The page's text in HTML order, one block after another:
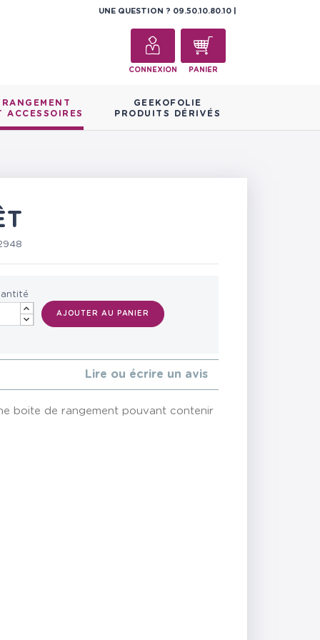
UNE QUESTION ? 09.50.10.80.10
CONNEXION PANIER
RANGEMENT
ACCESSOIRES
GEEKOFOLIE
PRODUITS DÉRIVÉS
AJOUTER AU PANIER
Lire ou écrire un avis
boite de rangement pouvant contenir